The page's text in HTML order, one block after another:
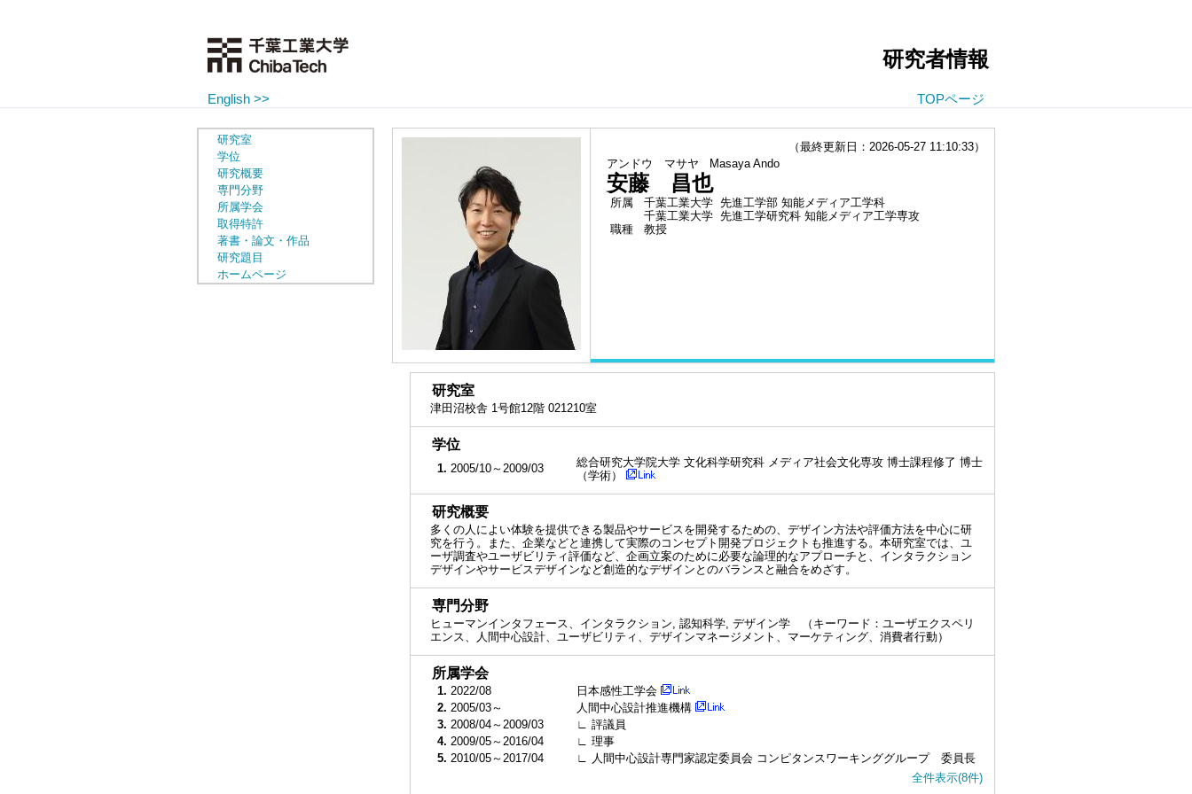
研究者情報
English >> TOPページ
研究室
学位
研究概要
専門分野
所属学会
取得特許
著書・論文・作品
研究題目
ホームページ
（最終更新日：2026-05-27 11:10:33）
アンドウ マサヤ
Masaya Ando
安藤 昌也
所属
千葉工業大学 先進工学部 知能メディア工学科
千葉工業大学 先進工学研究科 知能メディア工学専攻
職種
教授
研究室
津田沼校舎 1号館12階 021210室
学位
1. 2005/10～2009/03
総合研究大学院大学 文化科学研究科 メディア社会文化専攻 博士課程修了 博士
（学術）
研究概要
多くの人によい体験を提供できる製品やサービスを開発するための、デザイン方法や評価方法を中心に研
究を行う。また、企業などと連携して実際のコンセプト開発プロジェクトも推進する。本研究室では、ユ
ーザ調査やユーザビリティ評価など、企画立案のために必要な論理的なアプローチと、インタラクション
デザインやサービスデザインなど創造的なデザインとのバランスと融合をめざす。
専門分野
ヒューマンインタフェース、インタラクション, 認知科学, デザイン学 （キーワード：ユーザエクスペリ
エンス、人間中心設計、ユーザビリティ、デザインマネージメント、マーケティング、消費者行動）
所属学会
1. 2022/08
日本感性工学会
2. 2005/03～
人間中心設計推進機構
3. 2008/04～2009/03
∟ 評議員
4. 2009/05～2016/04
∟ 理事
5. 2010/05～2017/04
∟ 人間中心設計専門家認定委員会 コンピタンスワーキンググループ 委員長
全件表示(8件)